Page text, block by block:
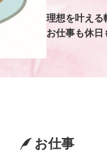
理想を叶える
お仕事も休日
お仕事